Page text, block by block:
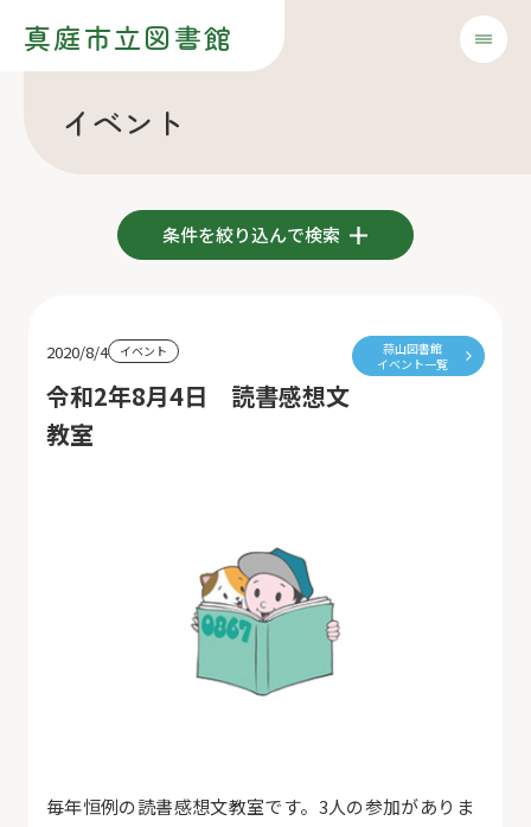
真庭市立図書館
イベント
条件を絞り込んで検索
2020/8/4 イベント
令和2年8月4日 読書感想文
教室
蒜山図書館
イベント一覧
毎年恒例の読書感想文教室です。3人の参加がありま